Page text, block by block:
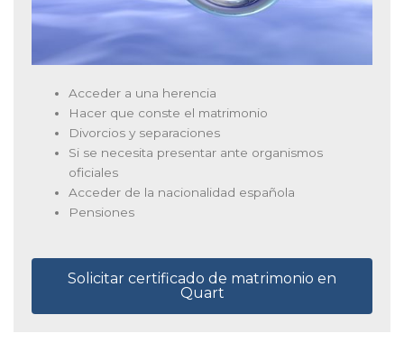
Acceder a una herencia
Hacer que conste el matrimonio
Divorcios y separaciones
Si se necesita presentar ante organismos
oficiales
Acceder de la nacionalidad española
Pensiones
Solicitar certificado de matrimonio en
Quart